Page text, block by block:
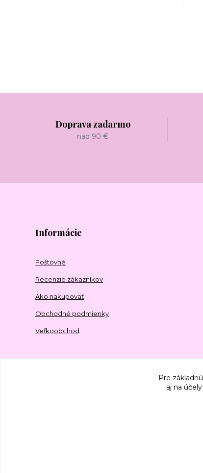
Doprava zadarmo
nad 90 €
Informácie
Poštovné
Recenzie zákazníkov
Ako nakupovať
Obchodné podmienky
Veľkoobchod
Pre
aj na